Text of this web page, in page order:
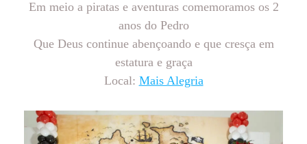
Em meio a piratas e aventuras comemoramos os 2
anos do Pedro
Que Deus continue abençoando e que cresça em
estatura e graça
Local: Mais Alegria